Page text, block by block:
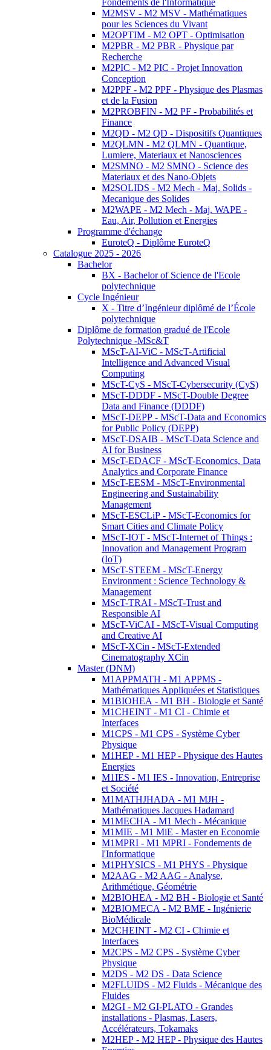
Fondements de l'Informatique
M2MSV - M2 MSV - Mathématiques
pour les Sciences du Vivant
M2OPTIM - M2 OPT - Optimisation
M2PBR - M2 PBR - Physique par
Recherche
M2PIC - M2 PIC - Projet Innovation
Conception
M2PPF - M2 PPF - Physique des Plasmas
et de la Fusion
M2PROBFIN - M2 PF - Probabilités et
Finance
M2QD - M2 QD - Dispositifs Quantiques
M2QLMN - M2 QLMN - Quantique,
Lumiere, Materiaux et Nanosciences
M2SMNO - M2 SMNO - Science des
Materiaux et des Nano-Objets
M2SOLIDS - M2 Mech - Maj. Solids -
Mecanique des Solides
M2WAPE - M2 Mech - Maj. WAPE -
Eau, Air, Pollution et Energies
Programme d'échange
EuroteQ - Diplôme EuroteQ
Catalogue 2025 - 2026
Bachelor
BX - Bachelor of Science de l'Ecole
polytechnique
Cycle Ingénieur
X - Titre d’Ingénieur diplômé de l’École
polytechnique
Diplôme de formation gradué de l'Ecole
Polytechnique -MSc&T
MScT-AI-ViC - MScT-Artificial
Intelligence and Advanced Visual
Computing
MScT-CyS - MScT-Cybersecurity (CyS)
MScT-DDDF - MScT-Double Degree
Data and Finance (DDDF)
MScT-DEPP - MScT-Data and Economics
for Public Policy (DEPP)
MScT-DSAIB - MScT-Data Science and
AI for Business
MScT-EDACF - MScT-Economics, Data
Analytics and Corporate Finance
MScT-EESM - MScT-Environmental
Engineering and Sustainability
Management
MScT-ESCLiP - MScT-Economics for
Smart Cities and Climate Policy
MScT-IOT - MScT-Internet of Things :
Innovation and Management Program
(IoT)
MScT-STEEM - MScT-Energy
Environment : Science Technology &
Management
MScT-TRAI - MScT-Trust and
Responsible AI
MScT-ViCAI - MScT-Visual Computing
and Creative AI
MScT-XCin - MScT-Extended
Cinematography XCin
Master (DNM)
M1APPMATH - M1 APPMS -
Mathématiques Appliquées et Statistiques
M1BIOHEA - M1 BH - Biologie et Santé
M1CHEINT - M1 CI - Chimie et
Interfaces
M1CPS - M1 CPS - Système Cyber
Physique
M1HEP - M1 HEP - Physique des Hautes
Energies
M1IES - M1 IES - Innovation, Entreprise
et Société
M1MATHJHADA - M1 MJH -
Mathématiques Jacques Hadamard
M1MECHA - M1 Mech - Mécanique
M1MIE - M1 MiE - Master en Economie
M1MPRI - M1 MPRI - Fondements de
l'Informatique
M1PHYSICS - M1 PHYS - Physique
M2AAG - M2 AAG - Analyse,
Arithmétique, Géométrie
M2BIOHEA - M2 BH - Biologie et Santé
M2BIOMECA - M2 BME - Ingénierie
BioMédicale
M2CHEINT - M2 CI - Chimie et
Interfaces
M2CPS - M2 CPS - Système Cyber
Physique
M2DS - M2 DS - Data Science
M2FLUIDS - M2 Fluids - Mécanique des
Fluides
M2GI - M2 GI-PLATO - Grandes
installations - Plasmas, Lasers,
Accélérateurs, Tokamaks
M2HEP - M2 HEP - Physique des Hautes